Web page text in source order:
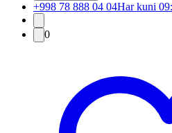
+998 78 888 04 04Har kuni
0